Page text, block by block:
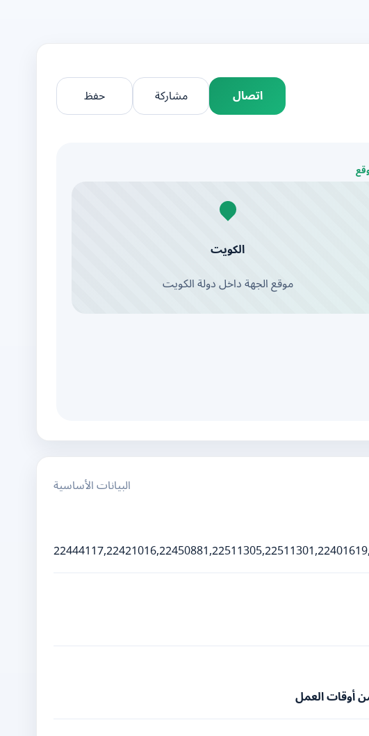
اتصال مشاركة حفظ
الكويت
موقع الجهة داخل دولة الكويت
البيانات الأساسية
أوقات العمل